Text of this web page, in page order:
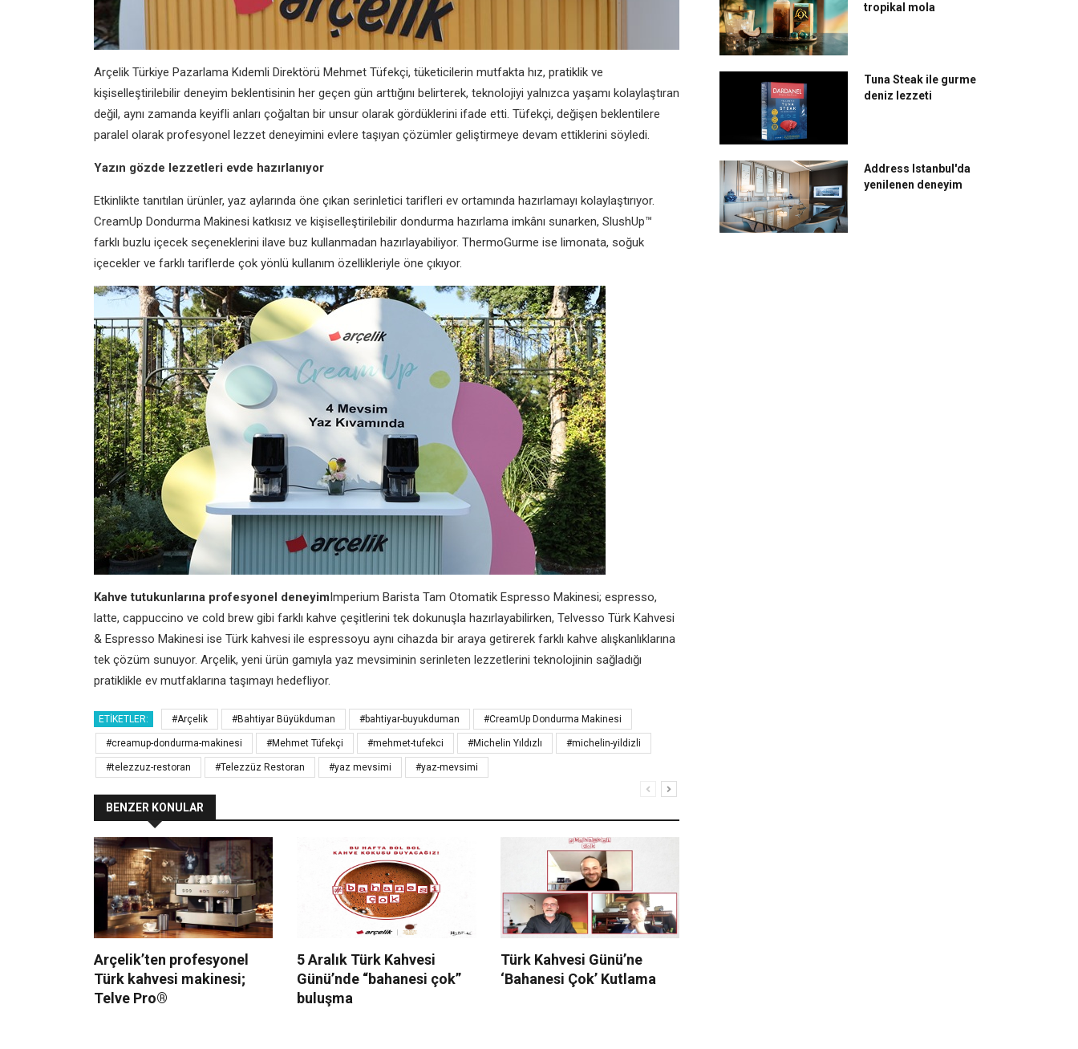
Arçelik Türkiye Pazarlama Kıdemli Direktörü Mehmet Tüfekçi, tüketicilerin mutfakta hız, pratiklik ve
kişiselleştirilebilir deneyim beklentisinin her geçen gün arttığını belirterek, teknolojiyi yalnızca yaşamı kolaylaştıran
değil, aynı zamanda keyifli anları çoğaltan bir unsur olarak gördüklerini ifade etti. Tüfekçi, değişen beklentilere
paralel olarak profesyonel lezzet deneyimini evlere taşıyan çözümler geliştirmeye devam ettiklerini söyledi.
Yazın gözde lezzetleri evde hazırlanıyor
Etkinlikte tanıtılan ürünler, yaz aylarında öne çıkan serinletici tarifleri ev ortamında hazırlamayı kolaylaştırıyor.
CreamUp Dondurma Makinesi katkısız ve kişiselleştirilebilir dondurma hazırlama imkânı sunarken, SlushUp™
farklı buzlu içecek seçeneklerini ilave buz kullanmadan hazırlayabiliyor. ThermoGurme ise limonata, soğuk
içecekler ve farklı tariflerde çok yönlü kullanım özellikleriyle öne çıkıyor.
Kahve tutukunlarına profesyonel deneyim Imperium Barista Tam Otomatik Espresso Makinesi; espresso,
latte, cappuccino ve cold brew gibi farklı kahve çeşitlerini tek dokunuşla hazırlayabilirken, Telvesso Türk Kahvesi
& Espresso Makinesi ise Türk kahvesi ile espressoyu aynı cihazda bir araya getirerek farklı kahve alışkanlıklarına
tek çözüm sunuyor. Arçelik, yeni ürün gamıyla yaz mevsiminin serinleten lezzetlerini teknolojinin sağladığı
pratiklikle ev mutfaklarına taşımayı hedefliyor.
ETIKETLER: #Arçelik #Bahtiyar Büyükduman #bahtiyar-buyukduman #CreamUp Dondurma Makinesi
#creamup-dondurma-makinesi #Mehmet Tüfekçi #mehmet-tufekci #Michelin Yıldızlı #michelin-yildizli
#telezzuz-restoran #Telezzüz Restoran #yaz mevsimi #yaz-mevsimi
BENZER KONULAR
Arçelik’ten profesyonel
Türk kahvesi makinesi;
Telve Pro®
5 Aralık Türk Kahvesi
Günü’nde “bahanesi çok”
buluşma
Türk Kahvesi Günü’ne
‘Bahanesi Çok’ Kutlama
tropikal mola
Tuna Steak ile gurme
deniz lezzeti
Address Istanbul'da
yenilenen deneyim